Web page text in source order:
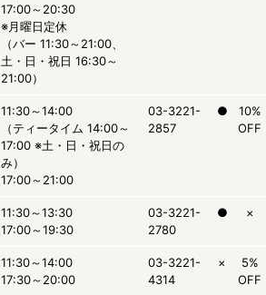
17:00～20:30
※月曜日定休
（バー 11:30～21:00、
土・日・祝日 16:30～
21:00）
11:30～14:00
（ティータイム 14:00～
17:00 ※土・日・祝日の
み）
17:00～21:00
03-3221-
2857
●
10%
OFF
11:30～13:30
17:00～19:30
03-3221-
2780
● ×
11:30～14:00
17:30～20:00
03-3221-
4314
×
5%
OFF